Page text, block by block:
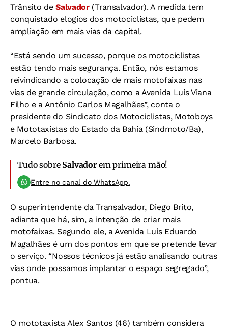
Trânsito deSalvador(Transalvador). A medida tem
conquistado elogios dos motociclistas, que pedem
ampliação em mais vias da capital.
“Está sendo um sucesso, porque os motociclistas
estão tendo mais segurança. Então, nós estamos
reivindicando a colocação de mais motofaixas nas
vias de grande circulação, como a Avenida Luís Viana
Filho e a Antônio Carlos Magalhães”, conta o
presidente do Sindicato dos Motociclistas, Motoboys
e Mototaxistas do Estado da Bahia (Sindmoto/Ba),
Marcelo Barbosa.
Tudo sobre Salvadorem primeira mão!
Entre no canal do WhatsApp.
O superintendente da Transalvador, Diego Brito,
adianta que há, sim, a intenção de criar mais
motofaixas. Segundo ele, a Avenida Luís Eduardo
Magalhães é um dos pontos em que se pretende levar
o serviço. “Nossos técnicos já estão analisando outras
vias onde possamos implantar o espaço segregado”,
pontua.
O mototaxista Alex Santos (46) também considera